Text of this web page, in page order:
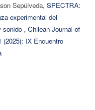
Sepúlveda, SPECTRA:
experimental del
sonido , Chilean Journal of
IX Encuentro